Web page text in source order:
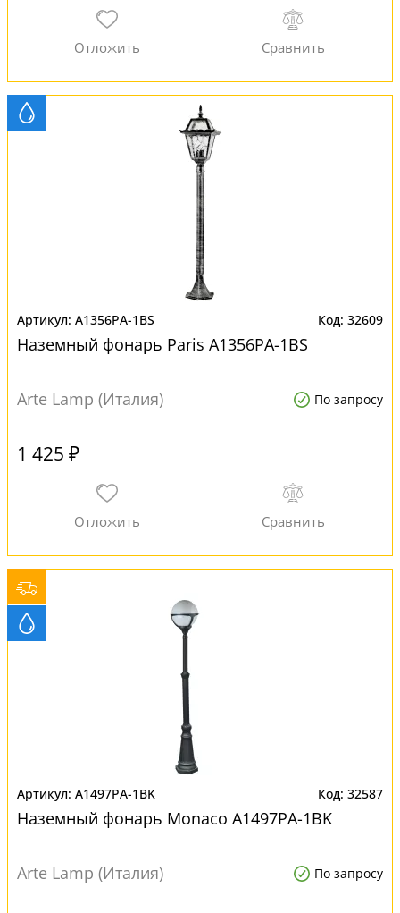
A1356PA-1BS 32609
Наземный фонарь Paris A1356PA-1BS
Arte Lamp (Италия) По запросу
1 425 ₽
A1497PA-1BK 32587
Наземный фонарь Monaco A1497PA-1BK
Arte Lamp (Италия) По запросу